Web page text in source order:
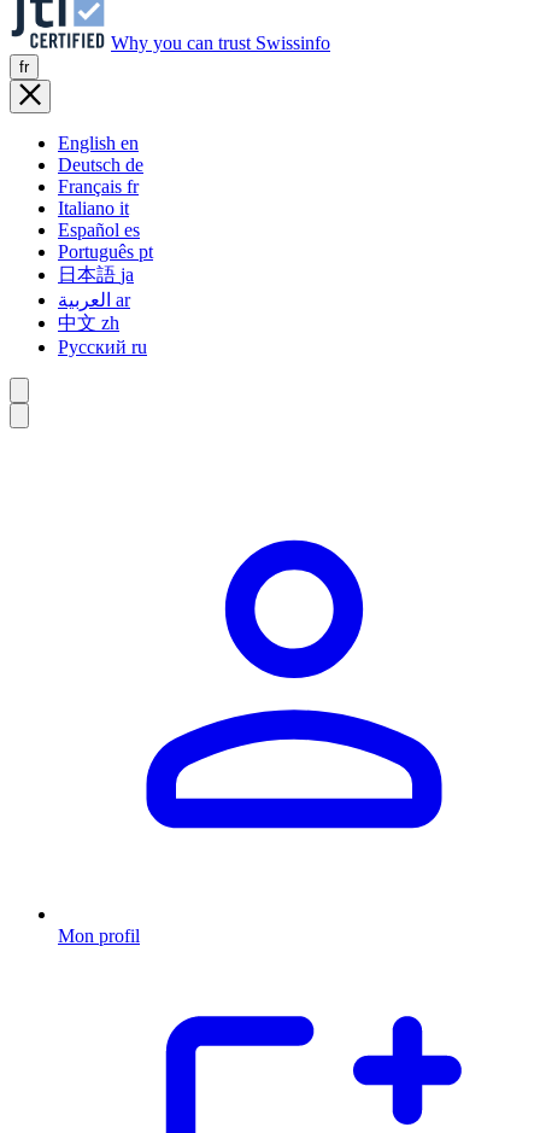
Why you can trust Swissinfo
fr
English en
Deutsch de
Français fr
Italiano it
Español es
Português pt
日本語 ja
ar
中文 zh
Русский ru
Mon profil